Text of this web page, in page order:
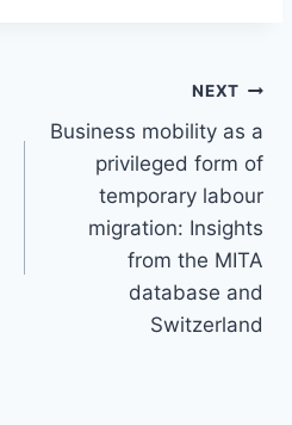
NEXT
Business mobility as a
privileged form of
temporary labour
migration: Insights
from the MITA
database and
Switzerland